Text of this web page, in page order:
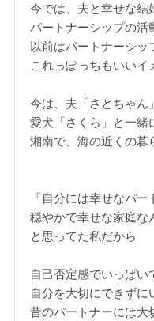
今では、夫と幸せな結
パートナーシップの活
以前はパートナーシッ
これっぽっちもいいイ
今は、夫「さとちゃん
愛犬「さくら」と一緒
湘南で、海の近くの暮
「自分には幸せなパー
穏やかで幸せな家庭な
と思ってた私だから
自己否定感でいっぱい
自分を大切にできずに
昔のパートナーには大